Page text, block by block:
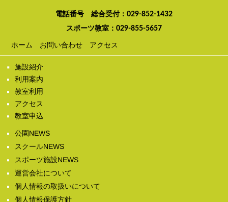
電話番号 総合受付： 029-852-1432
スポーツ教室： 029-855-5657
ホーム お問い合わせ アクセス
施設紹介
利用案内
教室利用
アクセス
教室申込
公園NEWS
スクールNEWS
スポーツ施設NEWS
運営会社について
個人情報の取扱いについて
個人情報保護方針